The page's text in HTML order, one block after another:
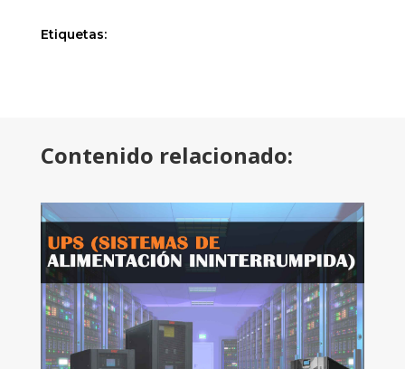
Etiquetas:
Contenido relacionado: